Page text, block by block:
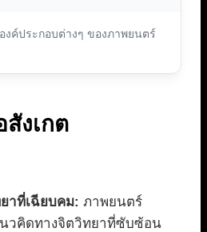
งค์ประกอบต่างๆ ของภาพยนตร์
งเกต
าที่เฉียบคม: ภาพยนตร์
วคิดทางจิตวิทยาที่ซับซ้อน